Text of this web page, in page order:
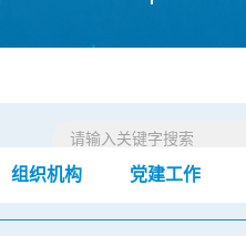
组织机构 党建工作